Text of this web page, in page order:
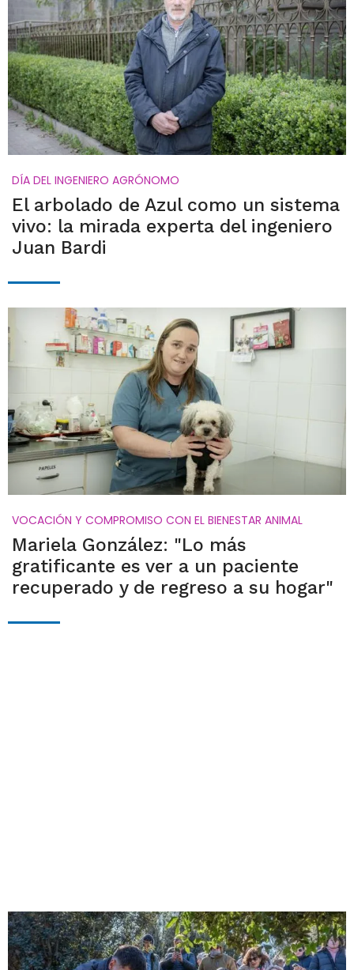
DÍA DEL INGENIERO AGRÓNOMO
El arbolado de Azul como un sistema
vivo: la mirada experta del ingeniero
Juan Bardi
VOCACIÓN Y COMPROMISO CON EL BIENESTAR ANIMAL
Mariela González: "Lo más
gratificante es ver a un paciente
recuperado y de regreso a su hogar"